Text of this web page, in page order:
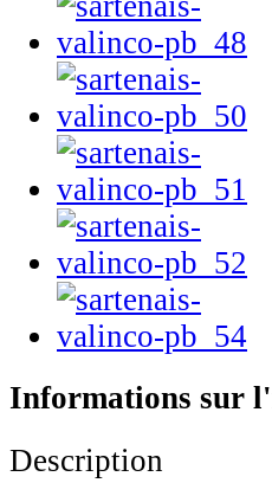
Informations sur
Description